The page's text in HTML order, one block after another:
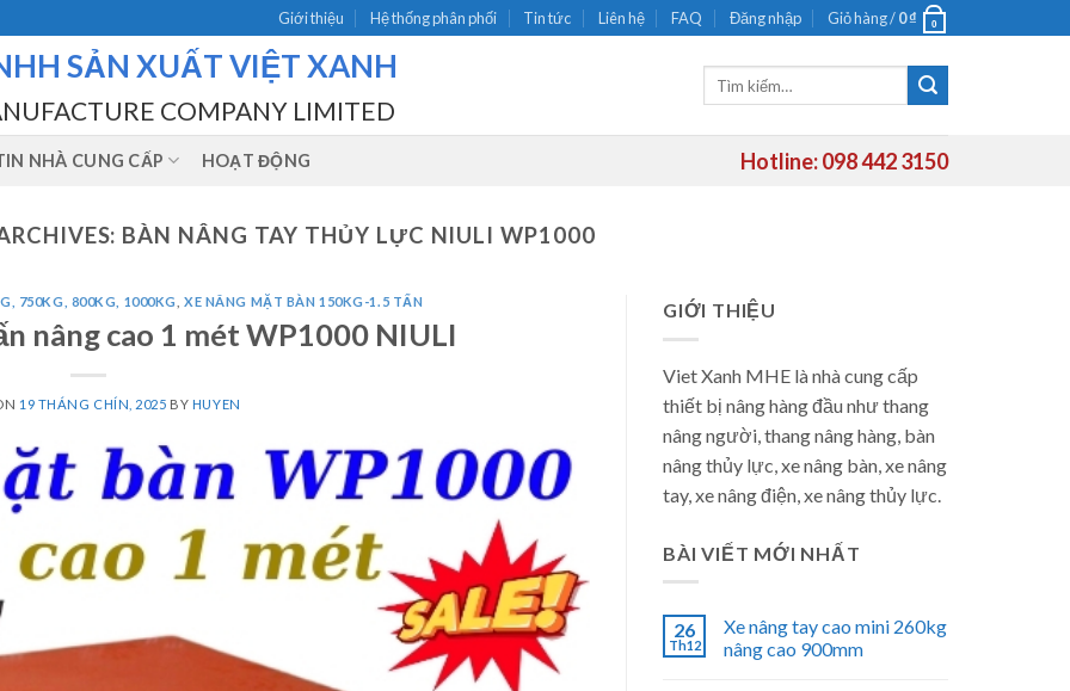
Giới thiệu Hệ thống phân phối Tin tức Liên hệ FAQ Đăng nhập Giỏ hàng /0₫ 0
SẢN XUẤT VIỆT XANH
COMPANY LIMITED
NHÀ CUNG CẤP HOẠT ĐỘNG Hotline: 098 442 3150
BÀN NÂNG TAY THỦY LỰC NIULI WP1000
750KG, 800KG, 1000KG ,XE NÂNG MẶT BÀN 150KG-1.5 TẤN
nâng cao 1 mét WP1000 NIULI
19 THÁNG CHÍN, 2025 BY HUYEN
GIỚI THIỆU
Viet Xanh MHE là nhà cung cấp
thiết bị nâng hàng đầu như thang
nâng người, thang nâng hàng, bàn
nâng thủy lực, xe nâng bàn, xe nâng
tay, xe nâng điện, xe nâng thủy lực.
BÀI VIẾT MỚI NHẤT
26
Th12
Xe nâng tay cao mini 260kg
nâng cao 900mm